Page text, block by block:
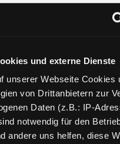
und externe Dienste
unserer Webseite Cookies
von Drittanbietern zur
Daten (z.B.: IP-
notwendig für den
andere uns helfen, diese
Details von Doch
keinen lieb ich
2003Verlag:Wien, Ibera
Details von Jennissimo
Belletristik
Mallery, Susan